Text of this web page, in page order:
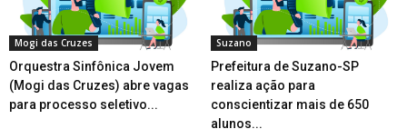
Mogi das Cruzes
Orquestra Sinfônica Jovem
(Mogi das Cruzes) abre vagas
para processo seletivo...
Suzano
Prefeitura de Suzano-SP
realiza ação para
conscientizar mais de 650
alunos...